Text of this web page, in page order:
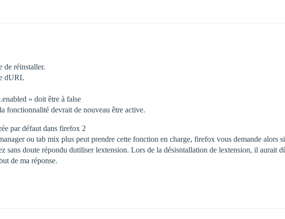
de réinstaller.
dURL
» doit être à false
fonctionnalité devrait de nouveau être active.
par défaut dans firefox 2
ou tab mix plus peut prendre cette fonction en charge, firefox vous demande alors
sans doute répondu dutiliser lextension. Lors de la désisntallation de lextension, il
de ma réponse.